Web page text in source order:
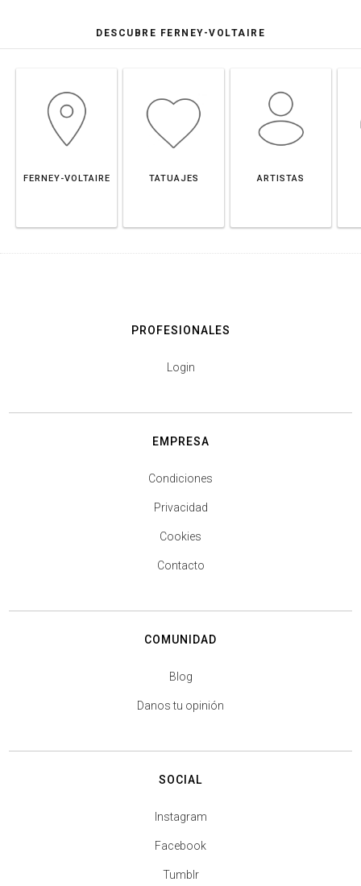
DESCUBRE FERNEY-VOLTAIRE
FERNEY-VOLTAIRE TATUAJES ARTISTAS
PROFESIONALES
Login
EMPRESA
Condiciones
Privacidad
Cookies
Contacto
COMUNIDAD
Blog
Danos tu opinión
SOCIAL
Instagram
Facebook
Tumblr